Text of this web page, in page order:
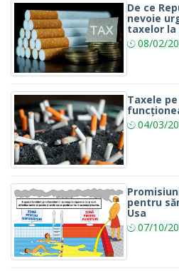
De ce
nevoie
taxelor la
08/02/
Taxele
04/03/
pentru
Usa
07/10/